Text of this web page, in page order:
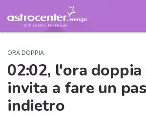
ORA DOPPIA
02:02, l'ora doppia
invita a fare un
indietro